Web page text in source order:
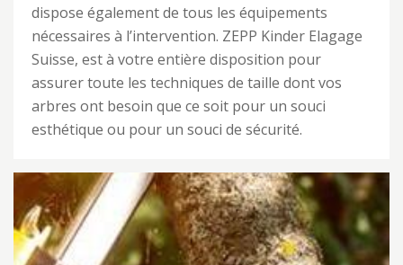
dispose également de tous les équipements
nécessaires à l’intervention. ZEPP Kinder Elagage
Suisse, est à votre entière disposition pour
assurer toute les techniques de taille dont vos
arbres ont besoin que ce soit pour un souci
esthétique ou pour un souci de sécurité.